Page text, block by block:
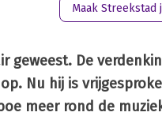
Maak Streekstad
geweest. De
Nu hij is
meer rond de